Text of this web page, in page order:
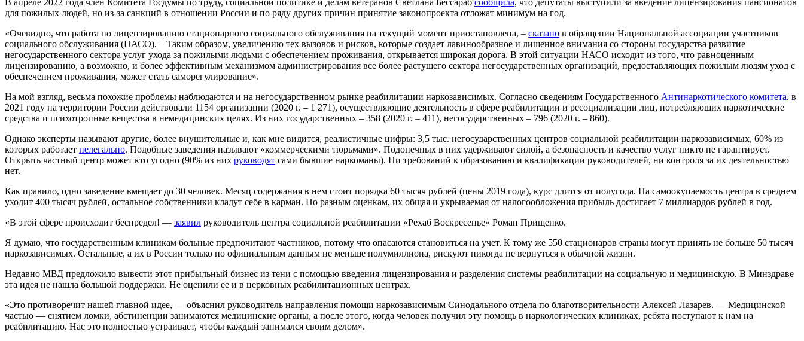
для пожилых людей, но из-за санкций в отношении России и по ряду других причин принятие законопроекта отложат минимум на год.
«Очевидно, что работа по лицензированию стационарного социального обслуживания на текущий момент приостановлена, – сказано в обращении Национальной ассоциации участников
социального обслуживания (НАСО). – Таким образом, увеличению тех вызовов и рисков, которые создает лавинообразное и лишенное внимания со стороны государства развитие
негосударственного сектора услуг ухода за пожилыми людьми с обеспечением проживания, открывается широкая дорога. В этой ситуации НАСО исходит из того, что равноценным
лицензированию, а возможно, и более эффективным механизмом администрирования все более растущего сектора негосударственных организаций, предоставляющих пожилым людям уход с
обеспечением проживания, может стать саморегулирование».
На мой взгляд, весьма похожие проблемы наблюдаются и на негосударственном рынке реабилитации наркозависимых. Согласно сведениям Государственного Антинаркотического комитета, в
2021 году на территории России действовали 1154 организации (2020 г. – 1 271), осуществляющие деятельность в сфере реабилитации и ресоциализации лиц, потребляющих наркотические
средства и психотропные вещества в немедицинских целях. Из них государственных – 358 (2020 г. – 411), негосударственных – 796 (2020 г. – 860).
Однако эксперты называют другие, более внушительные и, как мне видится, реалистичные цифры: 3,5 тыс. негосударственных центров социальной реабилитации наркозависимых, 60% из
которых работает нелегально. Подобные заведения называют «коммерческими тюрьмами». Подопечных в них удерживают силой, а безопасность и качество услуг никто не гарантирует.
Открыть частный центр может кто угодно (90% из них руководят сами бывшие наркоманы). Ни требований к образованию и квалификации руководителей, ни контроля за их деятельностью
нет.
Как правило, одно заведение вмещает до 30 человек. Месяц содержания в нем стоит порядка 60 тысяч рублей (цены 2019 года), курс длится от полугода. На самоокупаемость центра в среднем
уходит 400 тысяч рублей, остальное собственники кладут себе в карман. По разным оценкам, их общая и укрываемая от налогообложения прибыль достигает 7 миллиардов рублей в год.
«В этой сфере происходит беспредел! — заявил руководитель центра социальной реабилитации «Рехаб Воскресенье» Роман Прищенко.
Я думаю, что государственным клиникам больные предпочитают частников, потому что опасаются становиться на учет. К тому же 550 стационаров страны могут принять не больше 50 тысяч
наркозависимых. Остальные, а их в России только по официальным данным не меньше полумиллиона, рискуют никогда не вернуться к обычной жизни.
Недавно МВД предложило вывести этот прибыльный бизнес из тени с помощью введения лицензирования и разделения системы реабилитации на социальную и медицинскую. В Минздраве
эта идея не нашла большой поддержки. Не оценили ее и в церковных реабилитационных центрах.
«Это противоречит нашей главной идее, — объяснил руководитель направления помощи наркозависимым Синодального отдела по благотворительности Алексей Лазарев. — Медицинской
частью — снятием ломки, абстиненции занимаются медицинские органы, а после этого, когда человек получил эту помощь в наркологических клиниках, ребята поступают к нам на
реабилитацию. Нас это полностью устраивает, чтобы каждый занимался своим делом».